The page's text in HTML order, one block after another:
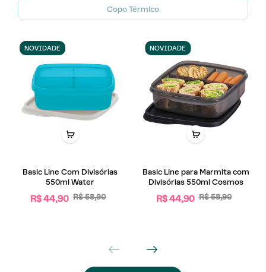
Copo Térmico
OFERTA
NOVIDADE
Basic Line Com Divisórias
550ml Water
R$ 44,90 R$ 58,90
OFERTA
NOVIDADE
Basic Line para Marmita com
Divisórias 550ml Cosmos
R$ 44,90 R$ 58,90